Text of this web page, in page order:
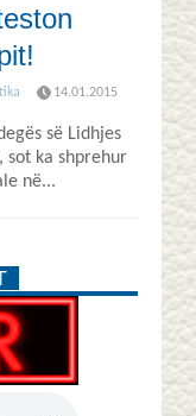
14.01.2015
së Lidhjes
sot ka shprehur
në...